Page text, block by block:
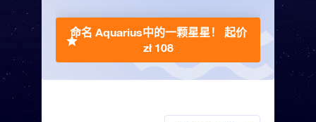
命名 Aquarius中的一颗星星！ 起价
zł 108